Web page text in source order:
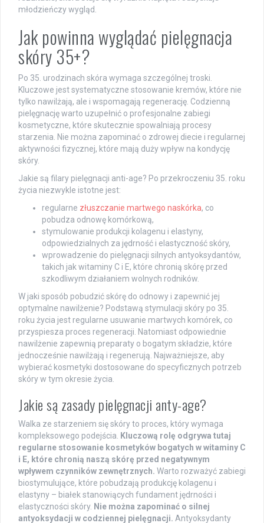
młodzieńczy wygląd.
Jak powinna wyglądać pielęgnacja
skóry 35+?
Po 35. urodzinach skóra wymaga szczególnej troski.
Kluczowe jest systematyczne stosowanie kremów, które nie
tylko nawilżają, ale i wspomagają regenerację. Codzienną
pielęgnację warto uzupełnić o profesjonalne zabiegi
kosmetyczne, które skutecznie spowalniają procesy
starzenia. Nie można zapominać o zdrowej diecie i regularnej
aktywności fizycznej, które mają duży wpływ na kondycję
skóry.
Jakie są filary pielęgnacji anti-age? Po przekroczeniu 35. roku
życia niezwykle istotne jest:
regularne złuszczanie martwego naskórka, co
pobudza odnowę komórkową,
stymulowanie produkcji kolagenu i elastyny,
odpowiedzialnych za jędrność i elastyczność skóry,
wprowadzenie do pielęgnacji silnych antyoksydantów,
takich jak witaminy C i E, które chronią skórę przed
szkodliwym działaniem wolnych rodników.
W jaki sposób pobudzić skórę do odnowy i zapewnić jej
optymalne nawilżenie? Podstawą stymulacji skóry po 35.
roku życia jest regularne usuwanie martwych komórek, co
przyspiesza proces regeneracji. Natomiast odpowiednie
nawilżenie zapewnią preparaty o bogatym składzie, które
jednocześnie nawilżają i regenerują. Najważniejsze, aby
wybierać kosmetyki dostosowane do specyficznych potrzeb
skóry w tym okresie życia.
Jakie są zasady pielęgnacji anty-age?
Walka ze starzeniem się skóry to proces, który wymaga
kompleksowego podejścia. Kluczową rolę odgrywa tutaj
regularne stosowanie kosmetyków bogatych w witaminy C
i E, które chronią naszą skórę przed negatywnym
wpływem czynników zewnętrznych. Warto rozważyć zabiegi
biostymulujące, które pobudzają produkcję kolagenu i
elastyny – białek stanowiących fundament jędrności i
elastyczności skóry. Nie można zapominać o silnej
antyoksydacji w codziennej pielęgnacji. Antyoksydanty